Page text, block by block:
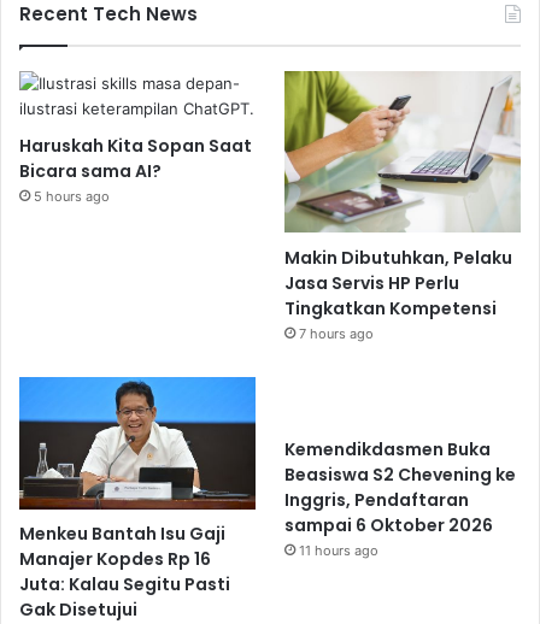
Recent Tech News
Haruskah Kita Sopan Saat
Bicara sama AI?
5 hours ago
Makin Dibutuhkan, Pelaku
Jasa Servis HP Perlu
Tingkatkan Kompetensi
7 hours ago
Menkeu Bantah Isu Gaji
Manajer Kopdes Rp 16
Juta: Kalau Segitu Pasti
Gak Disetujui
Kemendikdasmen Buka
Beasiswa S2 Chevening ke
Inggris, Pendaftaran
sampai 6 Oktober 2026
11 hours ago